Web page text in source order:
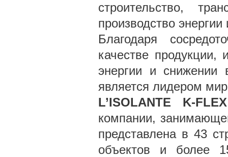
строительство,
производство
Благодаря
качестве
энергии и снижении
является лидером
L’ISOLANTE K-
компании,
представлена в 43
объектов и более